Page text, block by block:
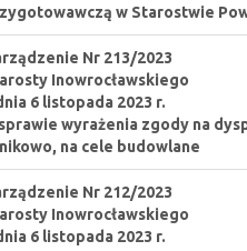
w Starostwie
Nr 213/2023
Inowrocławskiego
6 listopada 2023 r.
wyrażenia zgody na
na cele budowlane
Nr 212/2023
Inowrocławskiego
6 listopada 2023 r.